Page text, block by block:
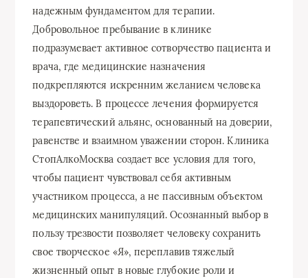
надежным фундаментом для терапии.
Добровольное пребывание в клинике
подразумевает активное сотворчество пациента и
врача, где медицинские назначения
подкрепляются искренним желанием человека
выздороветь. В процессе лечения формируется
терапевтический альянс, основанный на доверии,
равенстве и взаимном уважении сторон. Клиника
СтопАлкоМосква создает все условия для того,
чтобы пациент чувствовал себя активным
участником процесса, а не пассивным объектом
медицинских манипуляций. Осознанный выбор в
пользу трезвости позволяет человеку сохранить
свое творческое «Я», переплавив тяжелый
жизненный опыт в новые глубокие роли и